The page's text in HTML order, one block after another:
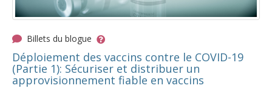
Billets du blogue
Déploiement des vaccins contre le COVID-19
(Partie 1): Sécuriser et distribuer un
approvisionnement fiable en vaccins